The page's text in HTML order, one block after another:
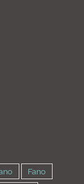
Fano